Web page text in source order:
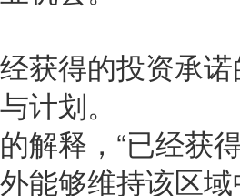
获得的投资承
计划。
解释，“已经获
能够维持该区